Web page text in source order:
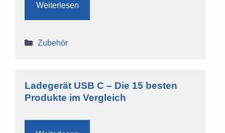
Weiterlesen
Kategorien
Zubehör
Ladegerät USB C – Die 15 besten
Produkte im Vergleich